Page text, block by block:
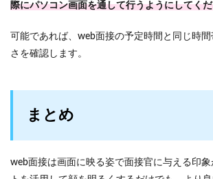
際にパソコン画面を通して行うようにしてく
可能であれば、web面接の予定時間と同じ時
さを確認します。
まとめ
web面接は画面に映る姿で面接官に与える印象